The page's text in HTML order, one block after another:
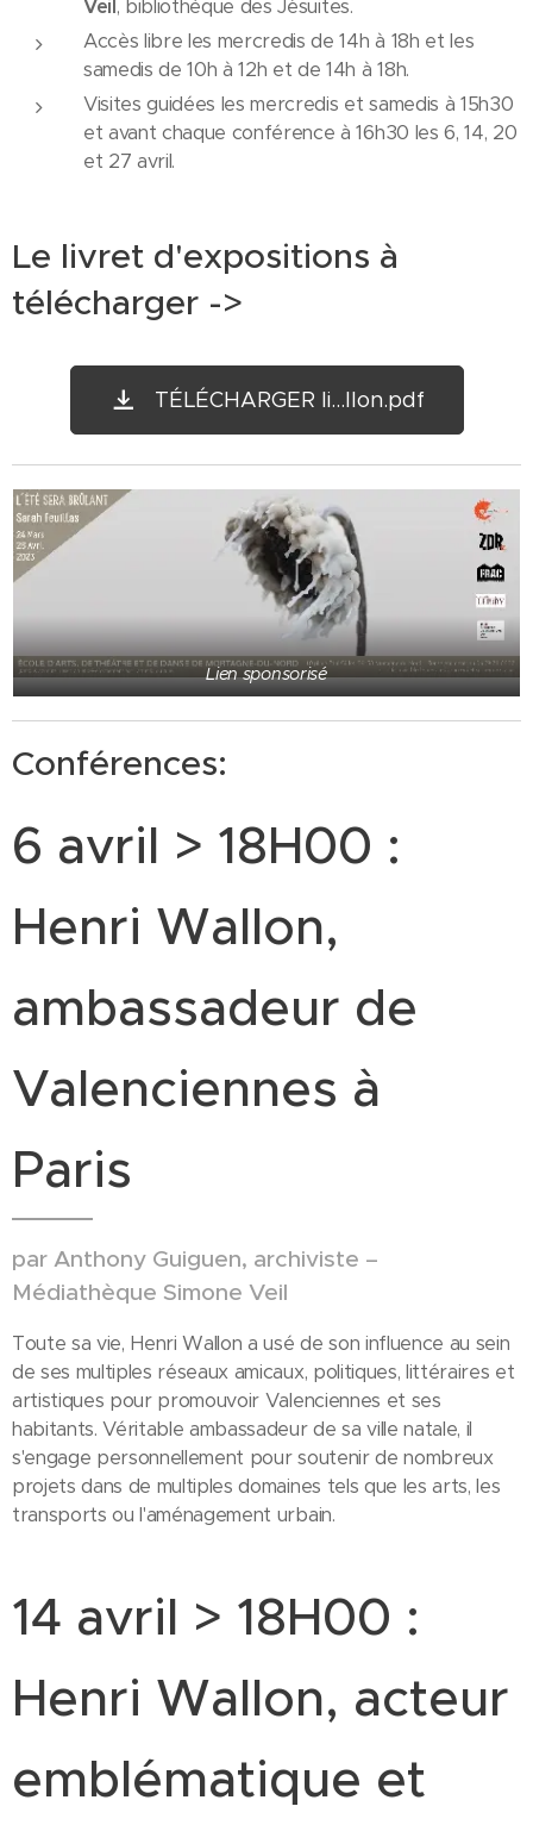
Veil, bibliothèque des Jésuites.
Accès libre les mercredis de 14h à 18h et les
samedis de 10h à 12h et de 14h à 18h.
Visites guidées les mercredis et samedis à 15h30
et avant chaque conférence à 16h30 les 6, 14, 20
et 27 avril.
Le livret d'expositions à
télécharger ->
TÉLÉCHARGER li...llon.pdf
Lien sponsorisé
Conférences:
6 avril > 18H00 :
Henri Wallon,
ambassadeur de
Valenciennes à
Paris
par Anthony Guiguen, archiviste –
Médiathèque Simone Veil
Toute sa vie, Henri Wallon a usé de son influence au sein
de ses multiples réseaux amicaux, politiques, littéraires et
artistiques pour promouvoir Valenciennes et ses
habitants. Véritable ambassadeur de sa ville natale, il
s'engage personnellement pour soutenir de nombreux
projets dans de multiples domaines tels que les arts, les
transports ou l'aménagement urbain.
14 avril > 18H00 :
Henri Wallon, acteur
emblématique et